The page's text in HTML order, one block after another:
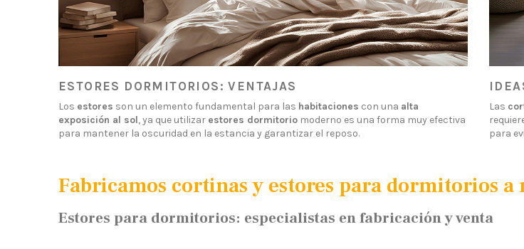
ESTORES DORMITORIOS: VENTAJAS
Los estores son un elemento fundamental para las habitaciones con una alta
exposición al sol, ya que utilizar estores dormitorio moderno es una forma muy efectiva
para mantener la oscuridad en la estancia y garantizar el reposo.
Las
para
Fabricamos cortinas y estores para dormitorios a
Estores para dormitorios: especialistas en fabricación y venta